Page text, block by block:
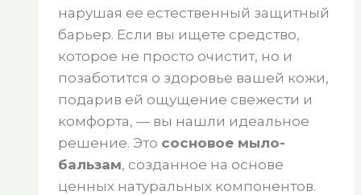
нарушая ее естественный защитный
барьер. Если вы ищете средство,
которое не просто очистит, но и
позаботится о здоровье вашей кожи,
подарив ей ощущение свежести и
комфорта, — вы нашли идеальное
решение. Это сосновое мыло-
бальзам, созданное на основе
ценных натуральных компонентов.